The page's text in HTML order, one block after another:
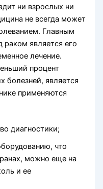
ни взрослых ни
не всегда может
Главным
является его
лечение.
процент
болезней, является
применяются
диагностики;
что
можно еще на
и ее